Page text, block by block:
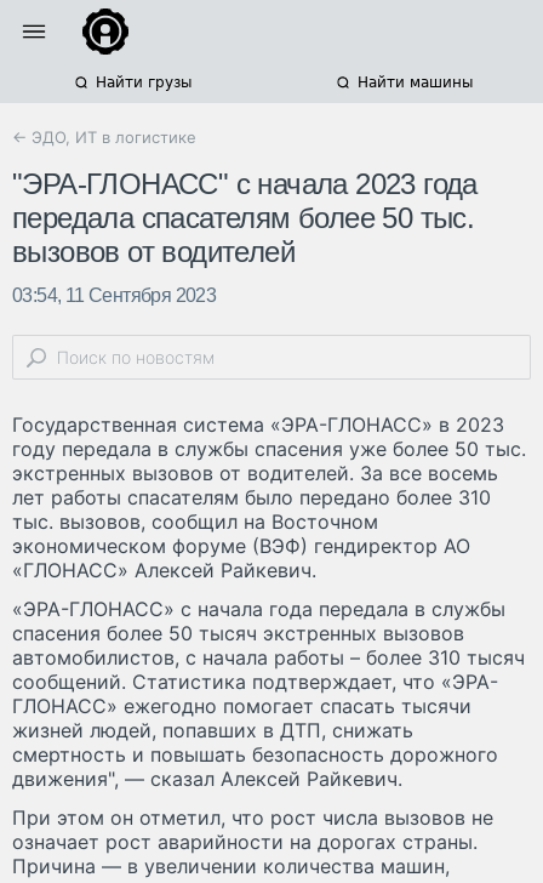
Найти грузы Найти машины
← ЭДО, ИТ в логистике
"ЭРА-ГЛОНАСС" с начала 2023 года
передала спасателям более 50 тыс.
вызовов от водителей
03:54, 11 Сентября 2023
Государственная система «ЭРА-ГЛОНАСС» в 2023
году передала в службы спасения уже более 50 тыс.
экстренных вызовов от водителей. За все восемь
лет работы спасателям было передано более 310
тыс. вызовов, сообщил на Восточном
экономическом форуме (ВЭФ) гендиректор АО
«ГЛОНАСС» Алексей Райкевич.
«ЭРА-ГЛОНАСС» с начала года передала в службы
спасения более 50 тысяч экстренных вызовов
автомобилистов, с начала работы – более 310 тысяч
сообщений. Статистика подтверждает, что «ЭРА-
ГЛОНАСС» ежегодно помогает спасать тысячи
жизней людей, попавших в ДТП, снижать
смертность и повышать безопасность дорожного
движения", — сказал Алексей Райкевич.
При этом он отметил, что рост числа вызовов не
означает рост аварийности на дорогах страны.
Причина — в увеличении количества машин,